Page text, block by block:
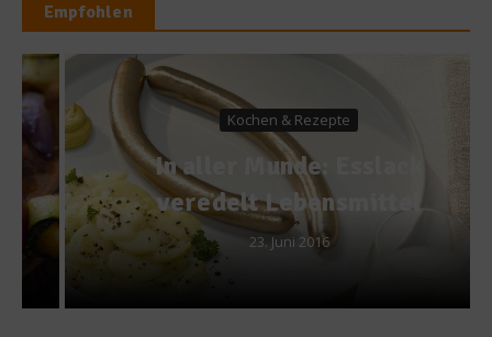
Empfohlen
Kochen & Rezepte
In aller Munde: Esslack
veredelt Lebensmittel
23. Juni 2016